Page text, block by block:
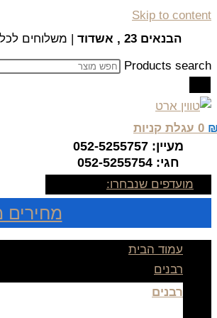
Skip to content
הבנאים 23 , אשדוד
| משלוחים
Products search
0 עגלת קניות
מעיין: 052-5255757
חגי: 052-5255754
מועדפים שנבחרו:
מחירים
עמוד הבית
רבנים
רבנים